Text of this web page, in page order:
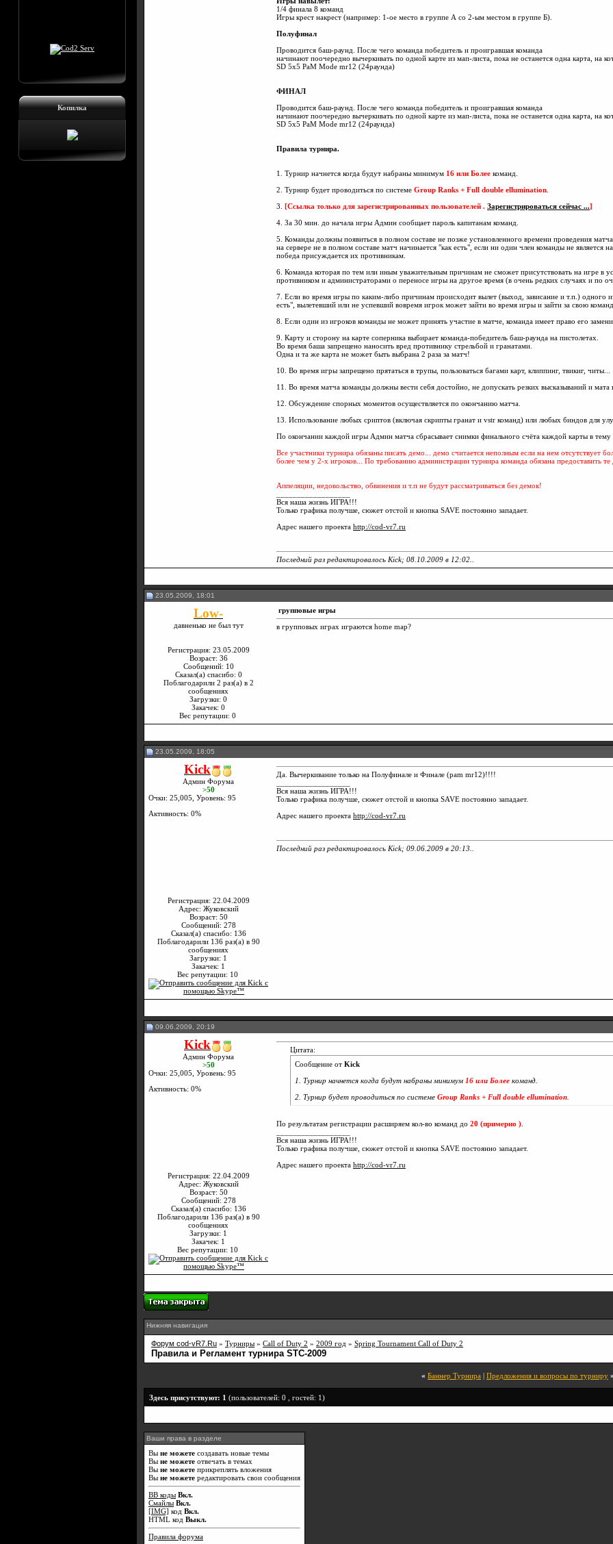
Копилка
1/4 финала 8 команд
Игры крест накрест (например: 1-ое место в группе А со 2-ым местом в группе Б).
Полуфинал
Проводится баш-раунд. После чего команда победитель и проигравшая команда
начинают поочередно вычеркивать по одной карте из мап-листа, пока не останется одна карта, на
SD 5х5 PaM Mode mr12 (24раунда)
ФИНАЛ
Проводится баш-раунд. После чего команда победитель и проигравшая команда
начинают поочередно вычеркивать по одной карте из мап-листа, пока не останется одна карта, на
SD 5х5 PaM Mode mr12 (24раунда)
Правила турнира.
1. Турнир начнется когда будут набраны минимум 16 или Более команд.
2. Турнир будет проводиться по системе Group Ranks + Full double ellumination
3. [Ссылка только для зарегистрированных пользователей . Зарегистрироваться сейчас ...]
4. За 30 мин. до начала игры Админ сообщает пароль капитанам команд.
5. Команды должны появиться в полном составе не позже установленного времени проведения
на сервере не в полном составе матч начинается "как есть", если ни один член команды не является
победа присуждается их противникам.
6. Команда которая по тем или иным уважительным причинам не сможет присутствовать на игре в
противником и администраторами о переносе игры на другое время (в очень редких случаях и по
7. Если во время игры по каким-либо причинам происходит вылет (выход, зависание и т.п.) одного
есть", вылетевший или не успевший вовремя игрок может зайти во время игры и зайти за свою
8. Если один из игроков команды не может принять участие в матче, команда имеет право его
9. Карту и сторону на карте соперника выбирает команда-победитель баш-раунда на пистолетах.
Во время баша запрещено наносить вред противнику стрельбой и гранатами.
Одна и та же карта не может быть выбрана 2 раза за матч!
10. Во время игры запрещено прятаться в трупы, пользоваться багами карт, клиппинг, твикиг, читы...
11. Во время матча команды должны вести себя достойно, не допускать резких высказываний и мата
12. Обсуждение спорных моментов осуществляется по окончанию матча.
13. Использование любых сриптов (включая скрипты гранат и vstr команд) или любых биндов для
По окончании каждой игры Админ матча сбрасывает снимки финального счёта каждой карты в тему
Все участники турнира обязаны писать демо... демо считается неполным если на нем отсутствует
более чем у 2-х игроков... По требованию администрации турнира команда обязана предоставить
Аппеляции, недовольство, обвинения и т.п не будут рассматриваться без демок!
Вся наша жизнь ИГРА!!!
Только графика получше, сюжет отстой и кнопка SAVE постоянно западает.
Адрес нашего проекта http://cod-vr7.ru
Последний раз редактировалось Kick; 08.10.2009 в 12:02
23.05.2009, 18:01
Low-
давненько не был тут
Регистрация: 23.05.2009
Возраст: 36
Сообщений: 10
Сказал(а) спасибо: 0
Поблагодарили 2 раз(а) в 2
сообщениях
Загрузки: 0
Закачек: 0
Вес репутации: 0
групповые игры
в групповых играх играются home map?
23.05.2009, 18:05
Kick
Админ Форума
>50
Очки: 25,005, Уровень: 95
Активность: 0%
Регистрация: 22.04.2009
Адрес: Жуковский
Возраст: 50
Сообщений: 278
Сказал(а) спасибо: 136
Поблагодарили 136 раз(а) в 90
сообщениях
Загрузки: 1
Закачек: 1
Вес репутации: 10
Да. Вычеркивание только на Полуфинале и Финале (pam mr12)!!!!
Вся наша жизнь ИГРА!!!
Только графика получше, сюжет отстой и кнопка SAVE постоянно западает.
Адрес нашего проекта http://cod-vr7.ru
Последний раз редактировалось Kick; 09.06.2009 в 20:13
09.06.2009, 20:19
Kick
Админ Форума
>50
Очки: 25,005, Уровень: 95
Активность: 0%
Регистрация: 22.04.2009
Адрес: Жуковский
Возраст: 50
Сообщений: 278
Сказал(а) спасибо: 136
Поблагодарили 136 раз(а) в 90
сообщениях
Загрузки: 1
Закачек: 1
Вес репутации: 10
Цитата:
Сообщение от Kick
1. Турнир начнется когда будут набраны минимум 16 или Более команд.
2. Турнир будет проводиться по системе Group Ranks + Full double ellumination
По результатам регистрации расширяем кол-во команд до 20 (примерно )
Вся наша жизнь ИГРА!!!
Только графика получше, сюжет отстой и кнопка SAVE постоянно западает.
Адрес нашего проекта http://cod-vr7.ru
Нижняя навигация
Форум cod-vR7.Ru » Турниры » Call of Duty 2 » 2009 год » Spring Tournament Call of Duty 2
Правила и Регламент турнира STC-2009
« Баннер Турнира | Предложения и вопросы по турниру
Здесь присутствуют: 1 (пользователей: 0 , гостей: 1)
Ваши права в разделе
Вы не можете создавать новые темы
Вы не можете отвечать в темах
Вы не можете прикреплять вложения
Вы не можете редактировать свои сообщения
BB коды Вкл.
Смайлы Вкл.
[IMG] код Вкл.
HTML код Выкл.
Правила форума